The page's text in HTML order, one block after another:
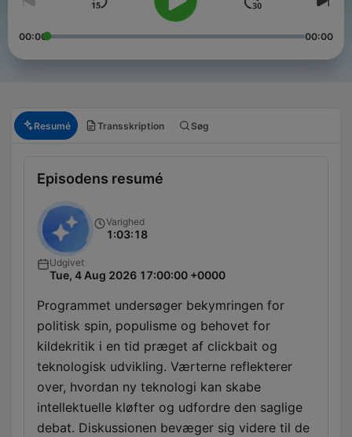
00:00 00:00
Resumé Transskription Søg
Episodens resumé
Varighed
1:03:18
Udgivet
Tue, 4 Aug 2026 17:00:00 +0000
Programmet undersøger bekymringen for
politisk spin, populisme og behovet for
kildekritik i en tid præget af clickbait og
teknologisk udvikling. Værterne reflekterer
over, hvordan ny teknologi kan skabe
intellektuelle kløfter og udfordre den saglige
debat. Diskussionen bevæger sig videre til de